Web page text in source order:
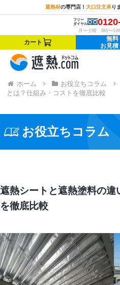
遮熱材の専門店！ 大口注文承り
フリー
ダイヤル
月〜土曜 9時〜19
カート
無料
お見積
ホーム お役立ちコラム
とは？仕組み・コストを徹底比較
お役立ちコラム
遮熱シートと遮熱塗料の違
を徹底比較